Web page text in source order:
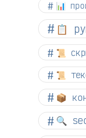
📊
📋
📜
📜
📦
🔍